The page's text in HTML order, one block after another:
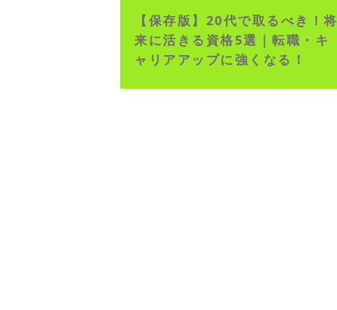
◇ よくある質問
【保存版】20代で取るべき！将
来に活きる資格5選｜転職・キ
ャリアアップに強くなる！